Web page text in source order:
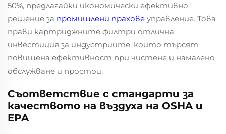
50%, предлагайки икономически ефективно
решение за промишлени прахове управление. Това
прави картриджните филтри отлична
инвестиция за индустриите, които търсят
повишена ефективност при чистене и намалено
обслужване и простои.
Съответствие с стандарти за
качеството на въздуха на OSHA и
EPA